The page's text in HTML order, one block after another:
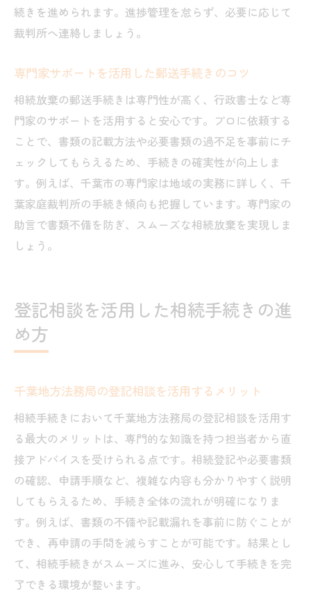
続きを進められます。進捗管理を怠らず、必要に応じて
裁判所へ連絡しましょう。
専門家サポートを活用した郵送手続きのコツ
相続放棄の郵送手続きは専門性が高く、行政書士など専
門家のサポートを活用すると安心です。プロに依頼する
ことで、書類の記載方法や必要書類の過不足を事前にチ
ェックしてもらえるため、手続きの確実性が向上しま
す。例えば、千葉市の専門家は地域の実務に詳しく、千
葉家庭裁判所の手続き傾向も把握しています。専門家の
助言で書類不備を防ぎ、スムーズな相続放棄を実現しま
しょう。
登記相談を活用した相続手続きの進
め方
千葉地方法務局の登記相談を活用するメリット
相続手続きにおいて千葉地方法務局の登記相談を活用す
る最大のメリットは、専門的な知識を持つ担当者から直
接アドバイスを受けられる点です。相続登記や必要書類
の確認、申請手順など、複雑な内容も分かりやすく説明
してもらえるため、手続き全体の流れが明確になりま
す。例えば、書類の不備や記載漏れを事前に防ぐことが
でき、再申請の手間を減らすことが可能です。結果とし
て、相続手続きがスムーズに進み、安心して手続きを完
了できる環境が整います。